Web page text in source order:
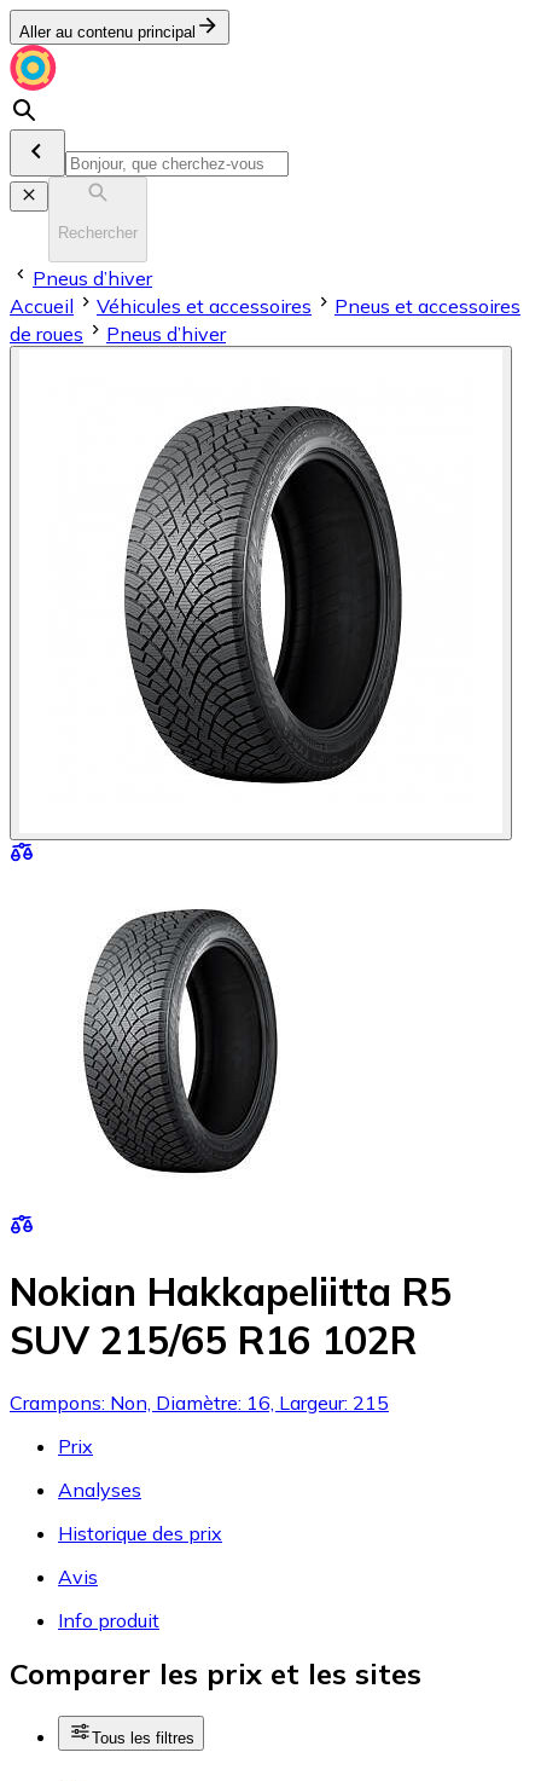
Aller au contenu principal
Rechercher
Pneus d’hiver
Accueil
Véhicules et accessoires
Pneus et accessoires
de roues
Pneus d’hiver
Nokian Hakkapeliitta R5
SUV 215/65 R16 102R
Crampons: Non, Diamètre: 16, Largeur: 215
Prix
Analyses
Historique des prix
Avis
Info produit
Comparer les prix et les sites
Tous les filtres